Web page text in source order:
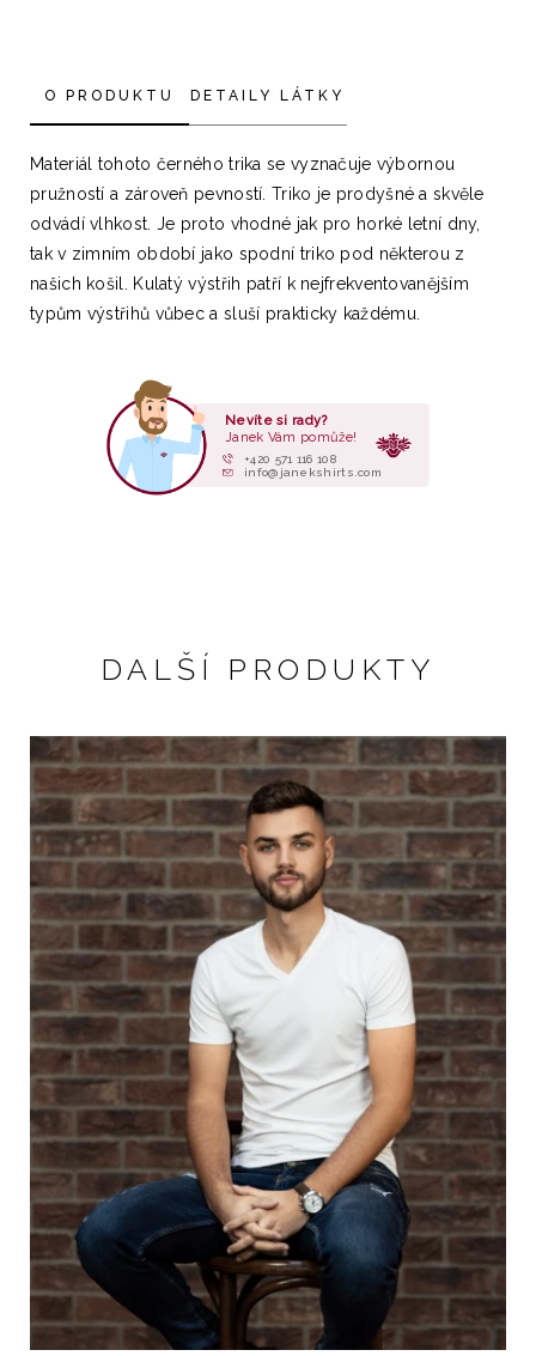
O PRODUKTU DETAILY LÁTKY
Materiál tohoto černého trika se vyznačuje výbornou
pružností a zároveň pevností. Triko je prodyšné a skvěle
odvádí vlhkost. Je proto vhodné jak pro horké letní dny,
tak v zimním období jako spodní triko pod některou z
našich košil. Kulatý výstřih patří k nejfrekventovanějším
typům výstřihů vůbec a sluší prakticky každému.
Nevíte si rady?
Janek Vám pomůže!
+420 571 116 108
info@janekshirts.com
DALŠÍ PRODUKTY